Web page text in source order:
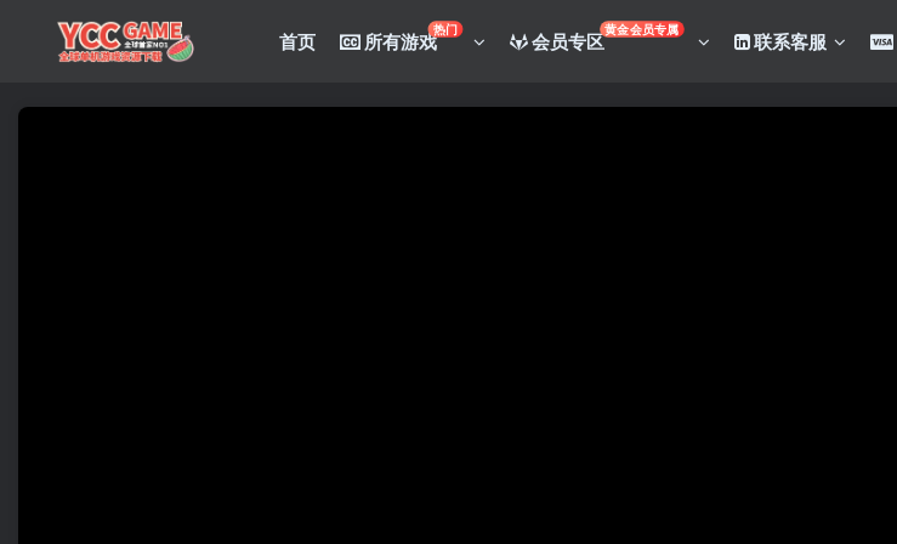
首页 所有游戏热门 会员专区黄金会员专属 联系客服